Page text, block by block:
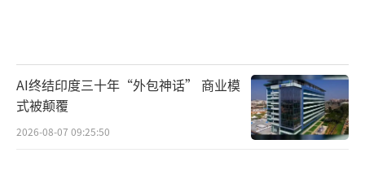
AI终结印度三十年“外包神话” 商业模
式被颠覆
2026-08-07 09:25:50